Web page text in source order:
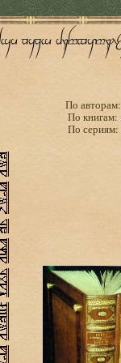
По авторам:
По книгам:
По сериям: